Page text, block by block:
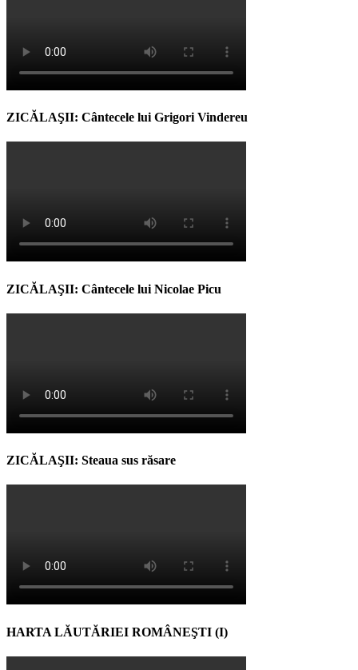
ZICĂLAŞII: Cântecele lui Grigori Vindereu
ZICĂLAŞII: Cântecele lui Nicolae Picu
ZICĂLAŞII: Steaua sus răsare
HARTA LĂUTĂRIEI ROMÂNEŞTI (I)